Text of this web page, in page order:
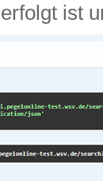
ist